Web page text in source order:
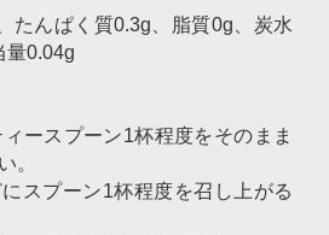
たんぱく質0.3g、脂質0g、炭水
量0.04g
ースプーン1杯程度をそのまま
。
スプーン1杯程度を召し上がる